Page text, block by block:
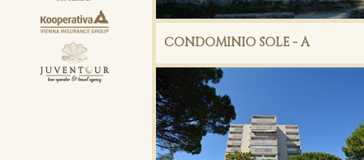
CONDOMINIO SOLE - A